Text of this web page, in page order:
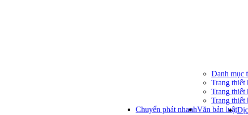
Danh mục
Trang thiết
Trang
Trang
Chuyển phát nhanhVăn bản luật